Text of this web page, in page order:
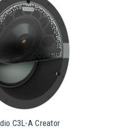
C3L-A Creator